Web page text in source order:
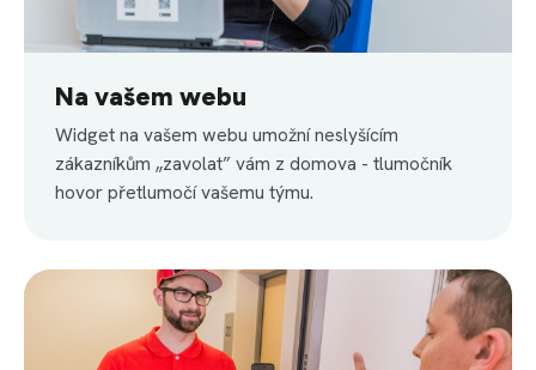
Na vašem webu
Widget na vašem webu umožní neslyšícím
zákazníkům „zavolat” vám z domova - tlumočník
hovor přetlumočí vašemu týmu.